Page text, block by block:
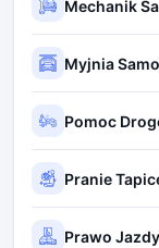
Mechanik
Myjnia
Pomoc
Pranie
Prawo Jazdy